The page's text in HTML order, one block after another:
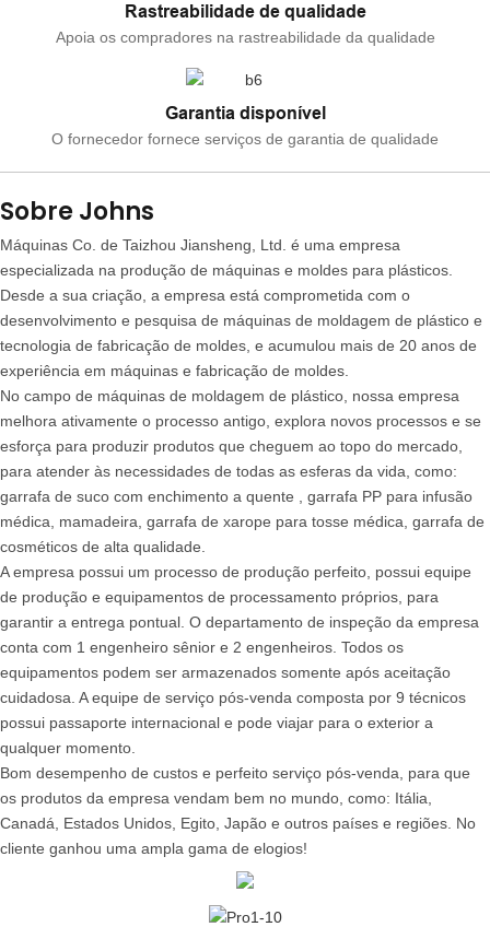
Rastreabilidade de qualidade
Apoia os compradores na rastreabilidade da qualidade
Garantia disponível
O fornecedor fornece serviços de garantia de qualidade
Sobre Johns
Máquinas Co. de Taizhou Jiansheng, Ltd. é uma empresa
especializada na produção de máquinas e moldes para plásticos.
Desde a sua criação, a empresa está comprometida com o
desenvolvimento e pesquisa de máquinas de moldagem de plástico e
tecnologia de fabricação de moldes, e acumulou mais de 20 anos de
experiência em máquinas e fabricação de moldes.
No campo de máquinas de moldagem de plástico, nossa empresa
melhora ativamente o processo antigo, explora novos processos e se
esforça para produzir produtos que cheguem ao topo do mercado,
para atender às necessidades de todas as esferas da vida, como:
garrafa de suco com enchimento a quente , garrafa PP para infusão
médica, mamadeira, garrafa de xarope para tosse médica, garrafa de
cosméticos de alta qualidade.
A empresa possui um processo de produção perfeito, possui equipe
de produção e equipamentos de processamento próprios, para
garantir a entrega pontual. O departamento de inspeção da empresa
conta com 1 engenheiro sênior e 2 engenheiros. Todos os
equipamentos podem ser armazenados somente após aceitação
cuidadosa. A equipe de serviço pós-venda composta por 9 técnicos
possui passaporte internacional e pode viajar para o exterior a
qualquer momento.
Bom desempenho de custos e perfeito serviço pós-venda, para que
os produtos da empresa vendam bem no mundo, como: Itália,
Canadá, Estados Unidos, Egito, Japão e outros países e regiões. No
cliente ganhou uma ampla gama de elogios!